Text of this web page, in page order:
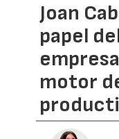
Joan
papel
motor